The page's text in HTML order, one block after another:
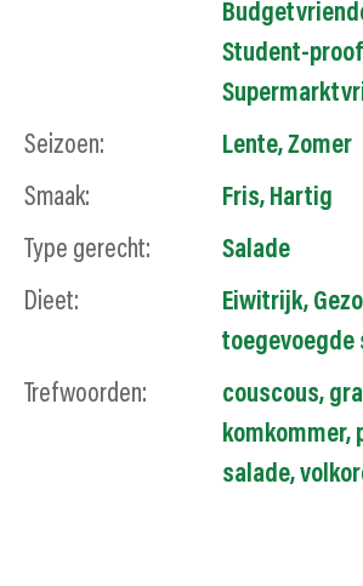
Student-proof
Seizoen:
Lente,Zomer
Smaak:
Fris, Hartig
Type gerecht:
Salade
Dieet:
Eiwitrijk,
toegevoegde
Trefwoorden:
couscous,
komkommer,
salade,